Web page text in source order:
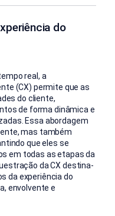
do
real, a
(CX) permite que as
do cliente,
de forma dinâmica e
Essa abordagem
mas também
que eles se
em todas as etapas da
da CX destina-
da experiência do
envolvente e